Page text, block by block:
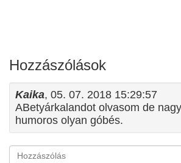
Hozzászólások
Kaika, 05. 07. 2018 15:29:57
ABetyárkalandot olvasom de
humoros olyan góbés.